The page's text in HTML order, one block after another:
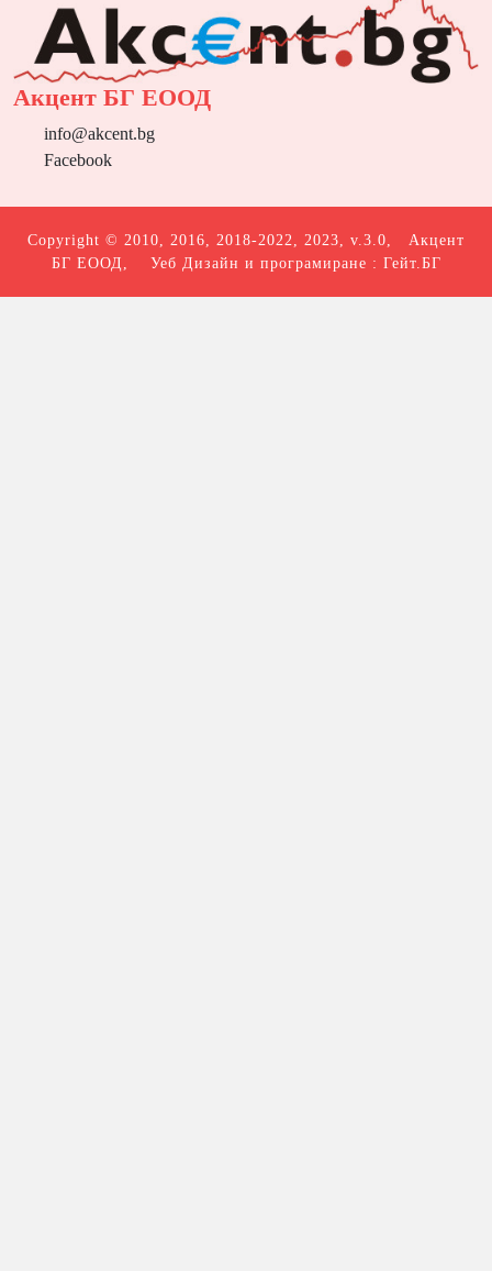
Акцент БГ ЕООД
info@akcent.bg
Facebook
Copyright © 2010, 2016, 2018-2022, 2023, v.3.0, Акцент
БГ ЕООД , Уеб Дизайн и програмиране : Гейт.БГ